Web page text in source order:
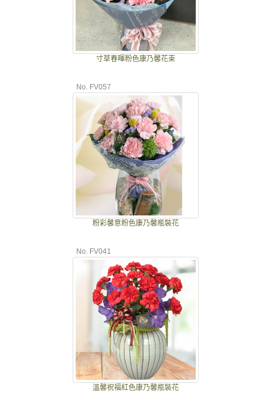
寸草春暉粉色康乃馨花束
No. FV057
粉彩馨意粉色康乃馨瓶裝花
No. FV041
溫馨祝福紅色康乃馨瓶裝花